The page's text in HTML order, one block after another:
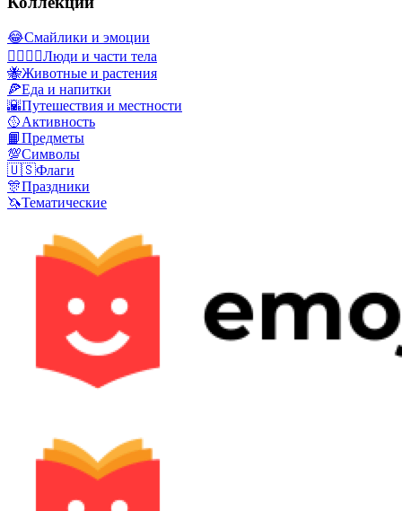
😂Смайлики и эмоции
👩‍❤️‍💋‍👨Люди и части тела
🐝Животные и растения
🍕Еда и напитки
🌇Путешествия и местности
🥎Активность
📙Предметы
💯Символы
🇺🇸Флаги
🎊Праздники
🦄Тематические